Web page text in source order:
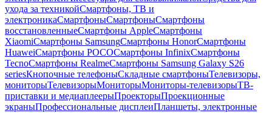
ухода за техникойСмартфоны, ТВ и
электроникаСмартфоныСмартфоныСмартфоны
восстановленныеСмартфоны AppleСмартфоны
XiaomiСмартфоны SamsungСмартфоны HonorСмартфоны
HuaweiСмартфоны POCOСмартфоны InfinixСмартфоны
TecnoСмартфоны RealmeСмартфоны Samsung Galaxy S26
seriesКнопочные телефоныСкладные смартфоныТелевизоры,
мониторыТелевизорыМониторыМониторы-телевизорыТВ-
приставки и медиаплеерыПроекторыПроекционные
экраныПрофессиональные дисплеиПланшеты, электронные